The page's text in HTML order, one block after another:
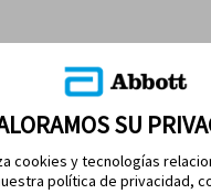
SU
cookies y tecnologías
política de privacidad,